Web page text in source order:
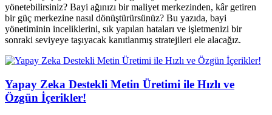
yönetebilirsiniz? Bayi ağınızı bir maliyet merkezinden, kâr getiren
bir güç merkezine nasıl dönüştürürsünüz? Bu yazıda, bayi
yönetiminin inceliklerini, sık yapılan hataları ve işletmenizi bir
sonraki seviyeye taşıyacak kanıtlanmış stratejileri ele alacağız.
Yapay Zeka Destekli Metin Üretimi ile Hızlı ve
Özgün İçerikler!